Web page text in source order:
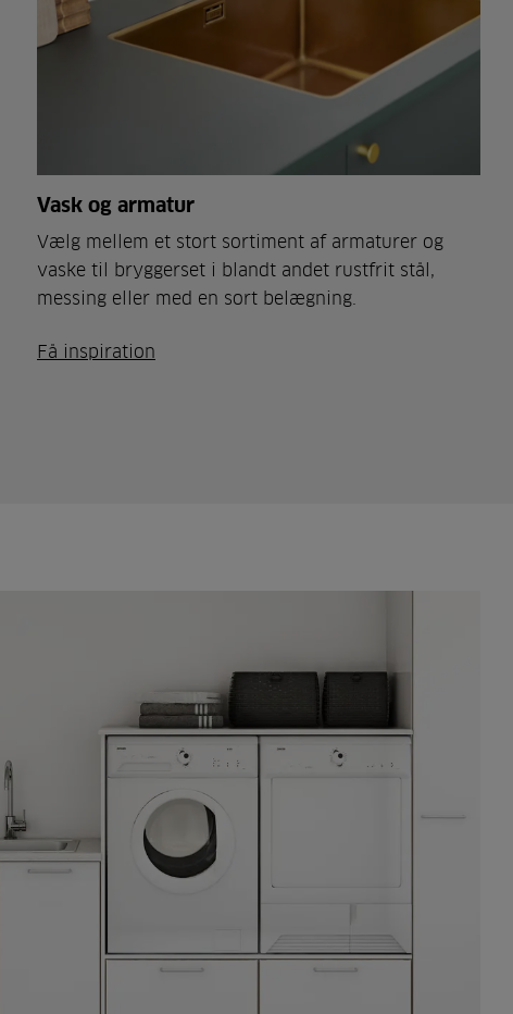
Vask og armatur
Vælg mellem et stort sortiment af armaturer og
vaske til bryggerset i blandt andet rustfrit stål,
messing eller med en sort belægning.
Få inspiration